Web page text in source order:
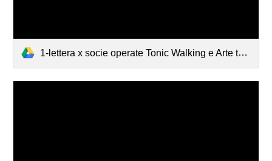
1-lettera x socie operate Tonic Walking e Arte terapia.pdf